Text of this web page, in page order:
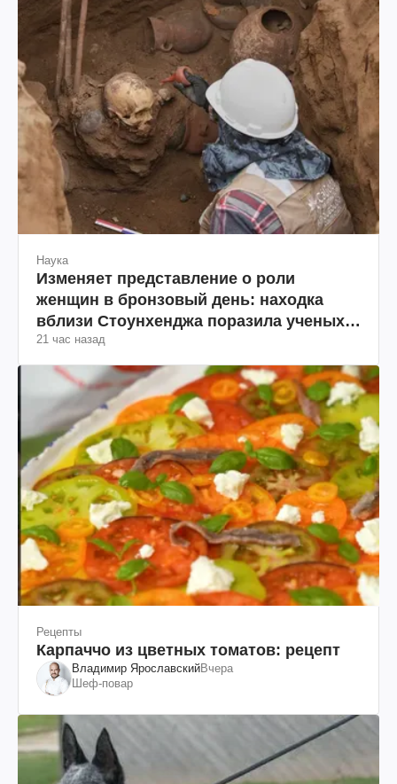
Наука
Изменяет представление о роли
женщин в бронзовый день: находка
вблизи Стоунхенджа поразила ученых
(фото)
21 час назад
Рецепты
Карпаччо из цветных томатов: рецепт
Владимир ЯрославскийВчера
Шеф-повар